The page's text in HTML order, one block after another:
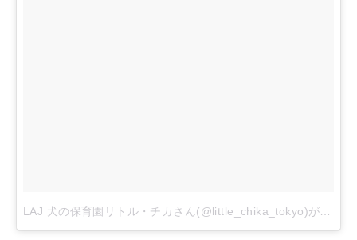
LAJ 犬の保育園リトル・チカさん(@little_chika_tokyo)がシェアした投稿